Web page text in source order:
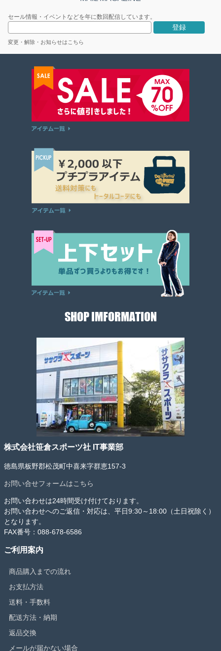
セール情報・イベントなどを年に数回配信しています。
変更・解除・お知らせはこちら
SHOP IMFORMATION
株式会社笹倉スポーツ社 IT事業部
徳島県板野郡松茂町中喜来字群恵157-3
お問い合せフォームはこちら
お問い合わせは24時間受け付けております。
お問い合わせへのご返信・対応は、平日9:30～18:00（土日祝除く）
となります。
FAX番号：088-678-6586
ご利用案内
商品購入までの流れ
お支払方法
送料・手数料
配送方法・納期
返品交換
メールが届かない場合